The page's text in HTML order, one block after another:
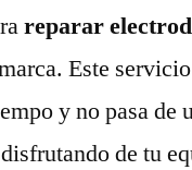
reparar
Este
y no pasa de
de tu